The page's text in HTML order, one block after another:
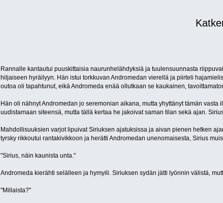
Rannalle kantautui puuskittaisia naurunhelähdyksiä ja tuulensuunnasta
hiljaiseen hyräilyyn. Hän istui torkkuvan Andromedan vierellä ja piirteli
outoa oli tapahtunut, eikä Andromeda enää ollutkaan se kaukainen,
Hän oli nähnyt Andromedan jo seremonian aikana, mutta yhyttänyt tämän
uudistamaan siteensä, mutta tällä kertaa he jakoivat saman tilan sekä ajan.
Mahdollisuuksien varjot lipuivat Siriuksen ajatuksissa ja aivan pienen hetken
tyrsky rikkoutui rantakivikkoon ja herätti Andromedan unenomaisesta, Sirius
"Sirius, näin kaunista unta."
Andromeda kierähti selälleen ja hymyili. Siriuksen sydän jätti lyönnin välistä,
"Millaista?"